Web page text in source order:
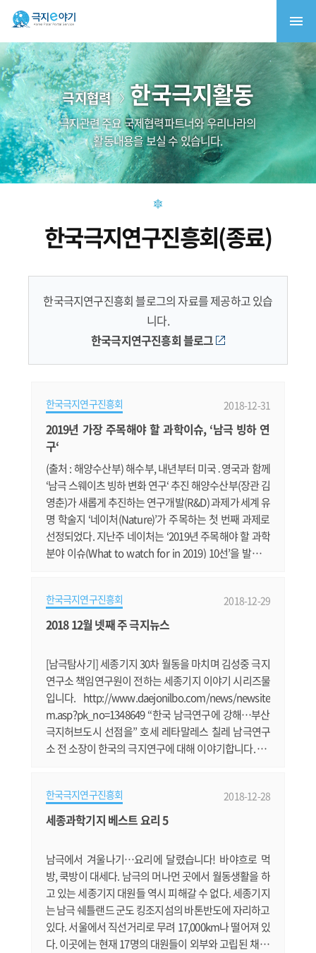
극지협력 한국극지활동
극지관련 주요 국제협력파트너와 우리나라의
활동내용을 보실 수 있습니다.
한국극지연구진흥회(종료)
한국극지연구진흥회 블로그의 자료를 제공하고 있습
니다.
한국극지연구진흥회 블로그
한국극지연구진흥회 2018-12-31
2019년 가장 주목해야 할 과학이슈, ‘남극 빙하 연
구‘
(출처 : 해양수산부) 해수부, 내년부터 미국․영국과 함께
‘남극 스웨이츠 빙하 변화 연구‘ 추진 해양수산부(장관 김
영춘)가 새롭게 추진하는 연구개발(R&D) 과제가 세계 유
명 학술지 ‘네이처(Nature)’가 주목하는 첫 번째 과제로
선정되었다. 지난주 네이처는 ‘2019년 주목해야 할 과학
분야 이슈(What to watch for in 2019) 10선’을 발표하
를 1순위로 꼽았다. 서남극에 위치한 스웨이츠 빙하(Th
waites Glacier)는 이미 붕괴가 진행되고 있으며, 되돌릴
한국극지연구진흥회 2018-12-29
2018 12월 넷째 주 극지뉴스
[남극탐사기] 세종기지 30차 월동을 마치며 김성중 극지
연구소 책임연구원이 전하는 세종기지 이야기 시리즈물
입니다. http://www.daejonilbo.com/news/newsite
m.asp?pk_no=1348649 “한국 남극연구에 강해…부산
극지허브도시 선점을” 호세 레타말레스 칠레 남극연구
소 전 소장이 한국의 극지연구에 대해 이야기합니다. htt
가다⑥] 장보고 기지 사람들의 일상은? KBS 기자의 남극
취재기 시리즈입니다. https://news.v.daum.net/v/20
모.......
한국극지연구진흥회 2018-12-28
세종과학기지 베스트 요리 5
남극에서 겨울나기…요리에 달렸습니다! 바야흐로 먹
방, 쿡방이 대세다. 남극의 머나먼 곳에서 월동생활을 하
고 있는 세종기지 대원들 역시 피해갈 수 없다. 세종기지
는 남극 쉐틀랜드 군도 킹조지섬의 바톤반도에 자리하고
있다. 서울에서 직선거리로 무려 17,000km나 떨어져 있
다. 이곳에는 현재 17명의 대원들이 외부와 고립된 채 기